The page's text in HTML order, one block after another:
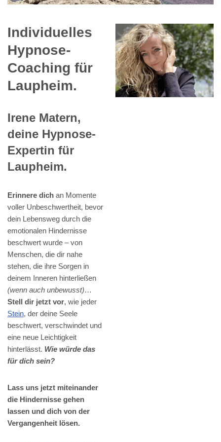
Individuelles
Hypnose-
Coaching für
Laupheim.
Irene Matern,
deine Hypnose-
Expertin für
Laupheim.
Erinnere dich an Momente
voller Unbeschwertheit, bevor
dein Lebensweg durch die
emotionalen Hindernisse
beschwert wurde – von
Menschen, die dir nahe
stehen, die ihre Sorgen in
deinem Inneren hinterließen
(wenn auch unbewusst)…
Stell dir jetzt vor, wie jeder
Stein, der deine Seele
beschwert, verschwindet und
eine neue Leichtigkeit
hinterlässt. Wie würde das
für dich sein?
Lass uns jetzt miteinander
die Hindernisse gehen
lassen und dich von der
Vergangenheit lösen.